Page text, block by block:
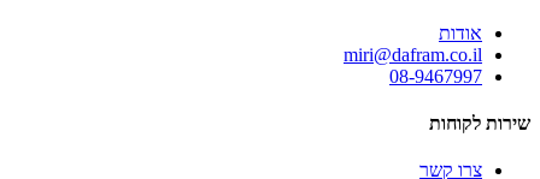
אודות
miri@dafram.co.il
08-9467997
שירות לקוחות
צרו קשר